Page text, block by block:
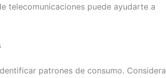
telecomunicaciones puede ayudarte a
patrones de consumo. Considera